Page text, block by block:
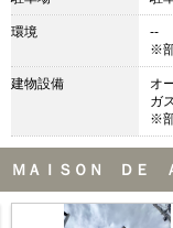
環境
--
※
建物設備
オ
ガ
※
ＭＡＩＳＯＮ ＤＥ